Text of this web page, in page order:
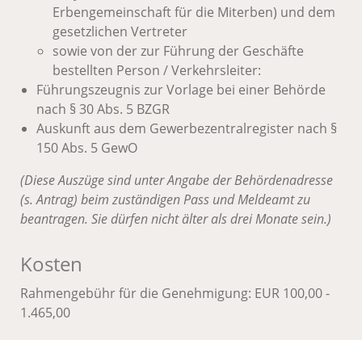
Erbengemeinschaft für die Miterben) und dem
gesetzlichen Vertreter
sowie von der zur Führung der Geschäfte
bestellten Person / Verkehrsleiter:
Führungszeugnis zur Vorlage bei einer Behörde
nach § 30 Abs. 5 BZGR
Auskunft aus dem Gewerbezentralregister nach §
150 Abs. 5 GewO
(Diese Auszüge sind unter Angabe der Behördenadresse
(s. Antrag) beim zuständigen Pass und Meldeamt zu
beantragen. Sie dürfen nicht älter als drei Monate sein.)
Kosten
Rahmengebühr für die Genehmigung: EUR 100,00 -
1.465,00